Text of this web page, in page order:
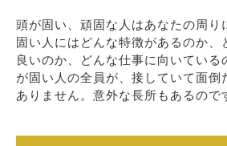
頭が固い、頑固な人はあなたの周り
固い人にはどんな特徴があるのか、
良いのか、どんな仕事に向いている
が固い人の全員が、接していて面倒
ありません。意外な長所もあるので